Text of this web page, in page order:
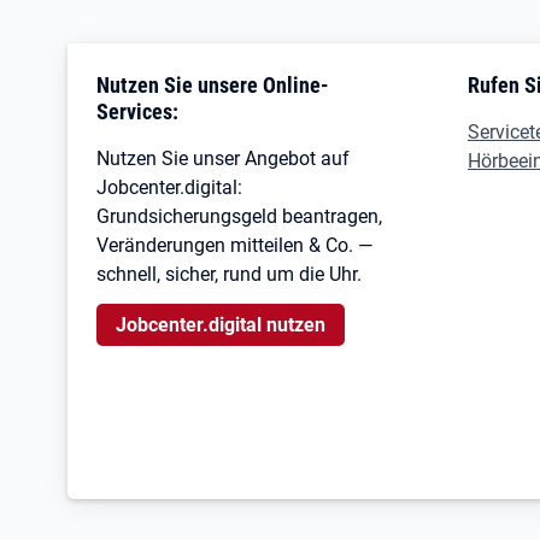
Nutzen Sie unsere Online-
Services:
Nutzen Sie unser Angebot auf
Jobcenter.digital:
Grundsicherungsgeld beantragen,
Veränderungen mitteilen & Co. —
schnell, sicher, rund um die Uhr.
Jobcenter.digital nutzen
Rufen